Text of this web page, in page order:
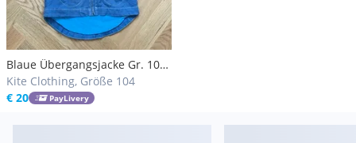
Blaue Übergangsjacke Gr. 104
(ca. 4 Jahre) von Kite
Kite Clothing, Größe 104
€ 20
PayLivery